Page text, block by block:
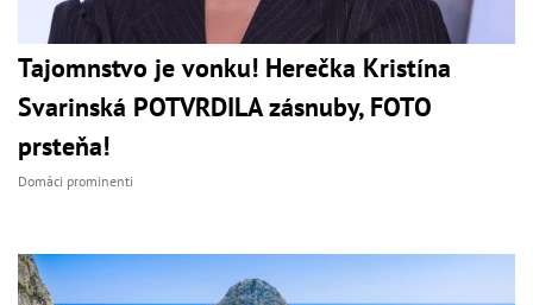
Tajomnstvo je vonku! Herečka Kristína
Svarinská POTVRDILA zásnuby, FOTO
prsteňa!
Domáci prominenti